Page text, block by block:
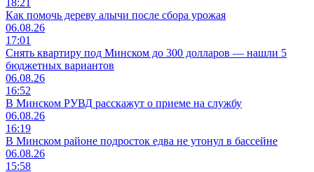
18:21
Как помочь дереву алычи после сбора урожая
06.08.26
17:01
Снять квартиру под Минском до 300 долларов — нашли 5
бюджетных вариантов
06.08.26
16:52
В Минском РУВД расскажут о приеме на службу
06.08.26
16:19
В Минском районе подросток едва не утонул в бассейне
06.08.26
15:58